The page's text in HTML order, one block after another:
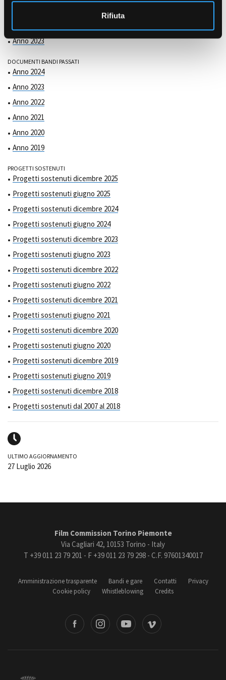
Rifiuta
Anno 2023
DOCUMENTI BANDI PASSATI
Anno 2024
Anno 2023
Anno 2022
Anno 2021
Anno 2020
Anno 2019
PROGETTI SOSTENUTI
Progetti sostenuti dicembre 2025
Progetti sostenuti giugno 2025
Progetti sostenuti dicembre 2024
Progetti sostenuti giugno 2024
Progetti sostenuti dicembre 2023
Progetti sostenuti giugno 2023
Progetti sostenuti dicembre 2022
Progetti sostenuti giugno 2022
Progetti sostenuti dicembre 2021
Progetti sostenuti giugno 2021
Progetti sostenuti dicembre 2020
Progetti sostenuti giugno 2020
Progetti sostenuti dicembre 2019
Progetti sostenuti giugno 2019
Progetti sostenuti dicembre 2018
Progetti sostenuti dal 2007 al 2018
ULTIMO AGGIORNAMENTO
27 Luglio 2026
Film Commission Torino Piemonte
Via Cagliari 42, 10153 Torino - Italy
T +39 011 23 79 201 - F +39 011 23 79 298 - C.F. 97601340017
Amministrazione trasparente Bandi e gare Contatti
Privacy
Cookie policy
Whistleblowing Credits
Vimeo